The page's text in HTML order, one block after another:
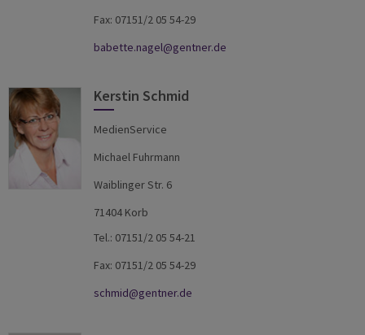
Fax: 07151/2 05 54-29
babette.nagel@gentner.de
Kerstin Schmid
MedienService
Michael Fuhrmann
Waiblinger Str. 6
71404 Korb
Tel.: 07151/2 05 54-21
Fax: 07151/2 05 54-29
schmid@gentner.de